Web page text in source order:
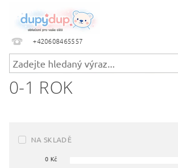
+420608465557
0-1 ROK
NA SKLADĚ
0 Kč